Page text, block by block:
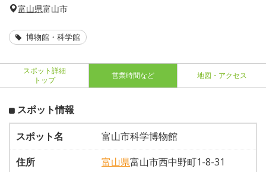
富山県富山市
博物館・科学館
スポット詳細
トップ
営業時間など 地図・アクセス
スポット情報
スポット名
富山市科学博物館
住所
富山県富山市西中野町1-8-31